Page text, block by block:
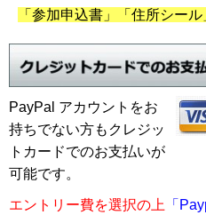
「参加申込書」「住所シー
PayPal アカウントをお
持ちでない方もクレジッ
トカードでのお支払いが
可能です。
エントリー費を選択の上 「